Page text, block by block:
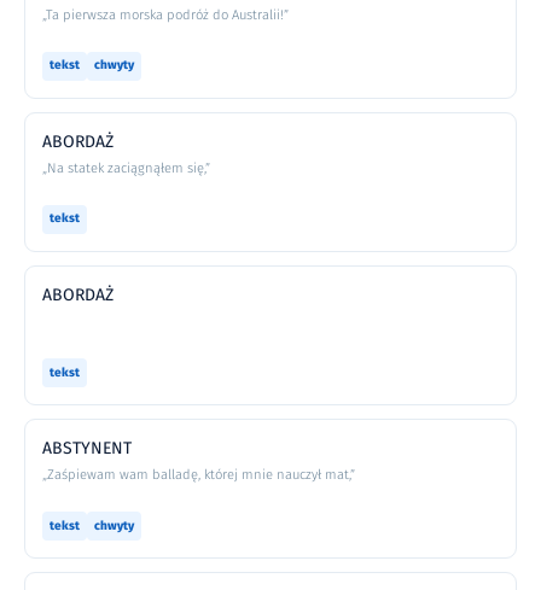
„Ta pierwsza morska podróż do Australii!”
tekst chwyty
ABORDAŻ
„Na statek zaciągnąłem się,”
tekst
ABORDAŻ
tekst
ABSTYNENT
„Zaśpiewam wam balladę, której mnie nauczył mat,”
tekst chwyty